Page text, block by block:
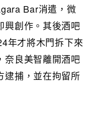
Bar消遣，微
興創作。其後酒吧
年才將木門拆下來
奈良美智離開酒吧
逮捕，並在拘留所